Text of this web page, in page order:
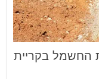
החשמל בקריית